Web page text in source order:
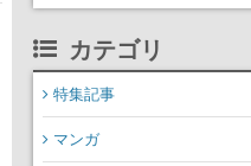
カテゴリ
特集記事
マンガ